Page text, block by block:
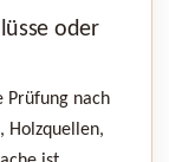
oder
Prüfung nach
Holzquellen,